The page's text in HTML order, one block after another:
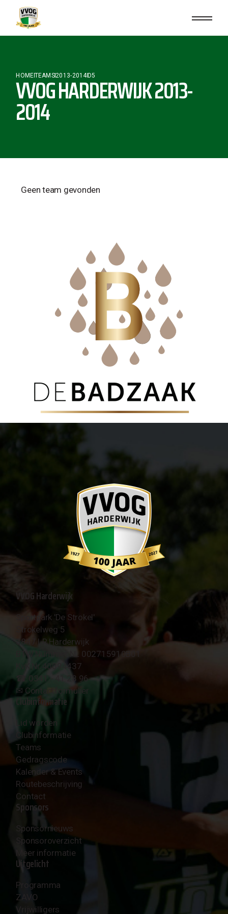
HOMETEAMS2013-2014 D5
VVOG HARDERWIJK 2013-
2014
Geen team gevonden
VVOG Harderwijk
Sportpark 'De Strokel'
Strokelweg 5
3847 LR Harderwijk
BTW Nummer NL 002715910B01
KvK Nr 40094437
☎︎ 0341 - 41 28 96
✉︎ Contactformulier
Clubinformatie
Lid worden
Clubinformatie
Teams
Gedragscode
Kalender & Events
Routebeschrijving
Contact
Sponsors
Sponsornieuws
Sponsoroverzicht
Meer informatie
Uitgelicht
Programma
ZAVO
Vrijwilligers